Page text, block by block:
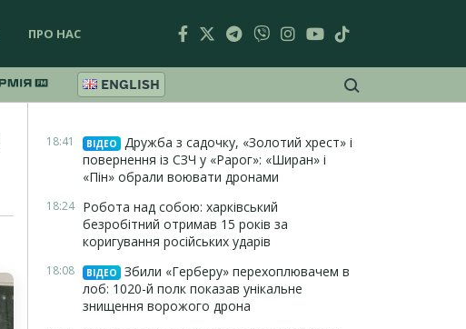
ПРО НАС
ENGLISH
18:41 ВІДЕО
Дружба з садочку, «Золотий хрест» і
повернення із СЗЧ у «Рарог»: «Ширан» і
«Пін» обрали воювати дронами
18:24 Робота над собою: харківський
безробітний отримав 15 років за
коригування російських ударів
18:08 ВІДЕО
Збили «Герберу» перехоплювачем в
лоб: 1020-й полк показав унікальне
знищення ворожого дрона